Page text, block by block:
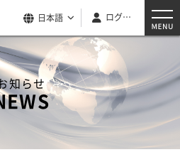
日本語 ログイン
知らせ